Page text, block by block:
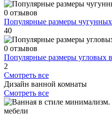
0 отзывов
Популярные размеры
40
0 отзывов
Популярные размеры угловых
2
Смотреть все
Дизайн ванной комнаты
Смотреть все